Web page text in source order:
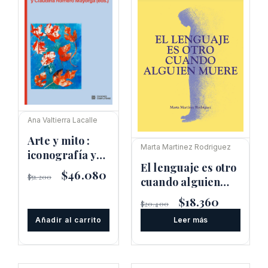
Arte y mito :
iconografía y
patrimonio
botánico
Ana Valtierra Lacalle
$51.200
El
precio
$51.200.
$46.080
Añadir al carrito
El lenguaje es otro
cuando alguien
Marta Martinez Rodriguez
$20.400
El
precio
original
era:
$20.400.
$18.360
precio
es:
$18.360.
Leer más